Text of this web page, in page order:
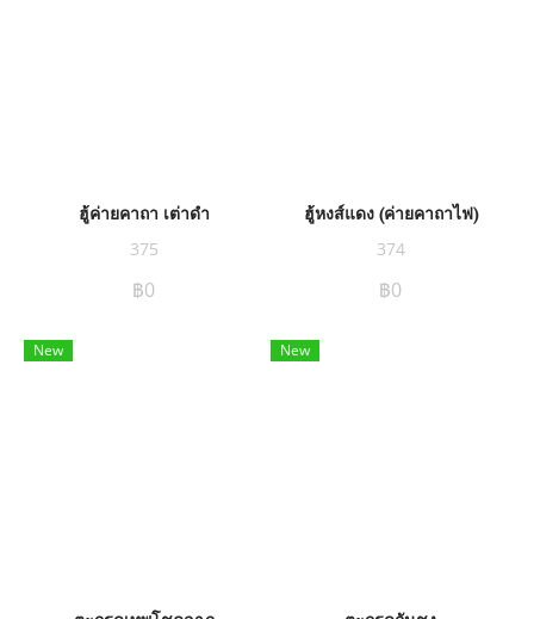
ฮู้ค่ายคาถา เต่าดำ
375
฿0
ฮู้หงส์แดง (ค่ายคาถาไฟ)
374
฿0
New New